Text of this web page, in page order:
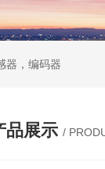
器，编码器
品展示 /